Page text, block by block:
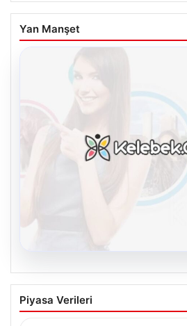
Yan Manşet
Kelebek.Org İle Dijital
Adresi Ve Muhabbet
Piyasa Verileri